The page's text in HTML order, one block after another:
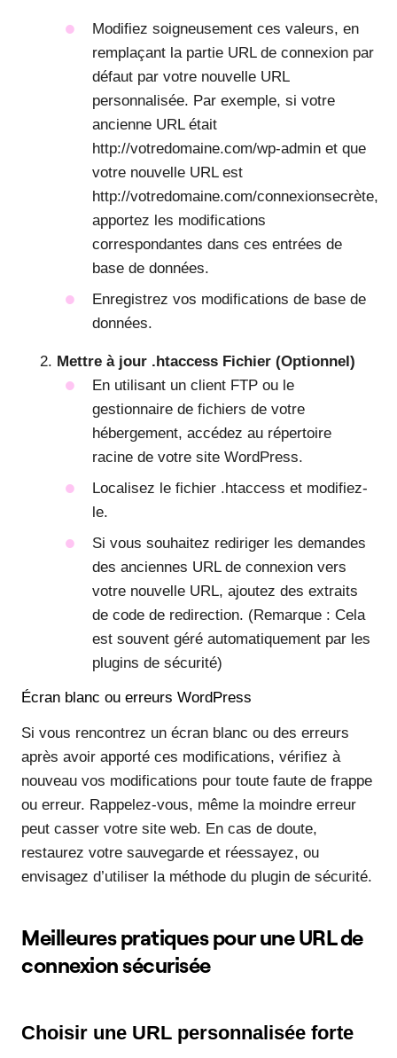
Modifiez soigneusement ces valeurs, en
remplaçant la partie URL de connexion par
défaut par votre nouvelle URL
personnalisée. Par exemple, si votre
ancienne URL était
http://votredomaine.com/wp-admin et que
votre nouvelle URL est
http://votredomaine.com/connexionsecrète,
apportez les modifications
correspondantes dans ces entrées de
base de données.
Enregistrez vos modifications de base de
données.
Mettre à jour .htaccess Fichier (Optionnel)
En utilisant un client FTP ou le
gestionnaire de fichiers de votre
hébergement, accédez au répertoire
racine de votre site WordPress.
Localisez le fichier .htaccess et modifiez-
le.
Si vous souhaitez rediriger les demandes
des anciennes URL de connexion vers
votre nouvelle URL, ajoutez des extraits
de code de redirection. (Remarque : Cela
est souvent géré automatiquement par les
plugins de sécurité)
Écran blanc ou erreurs WordPress
Si vous rencontrez un écran blanc ou des erreurs
après avoir apporté ces modifications, vérifiez à
nouveau vos modifications pour toute faute de frappe
ou erreur. Rappelez-vous, même la moindre erreur
peut casser votre site web. En cas de doute,
restaurez votre sauvegarde et réessayez, ou
envisagez d’utiliser la méthode du plugin de sécurité.
Meilleures pratiques pour une URL de
connexion sécurisée
Choisir une URL personnalisée forte